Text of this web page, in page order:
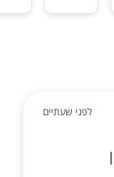
לפני שעתיים